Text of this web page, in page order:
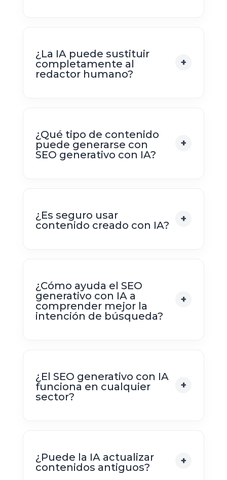
¿La IA puede sustituir
completamente al
redactor humano?
¿Qué tipo de contenido
puede generarse con
SEO generativo con IA?
¿Es seguro usar
contenido creado con IA?
¿Cómo ayuda el SEO
generativo con IA a
comprender mejor la
intención de búsqueda?
¿El SEO generativo con IA
funciona en cualquier
sector?
¿Puede la IA actualizar
contenidos antiguos?